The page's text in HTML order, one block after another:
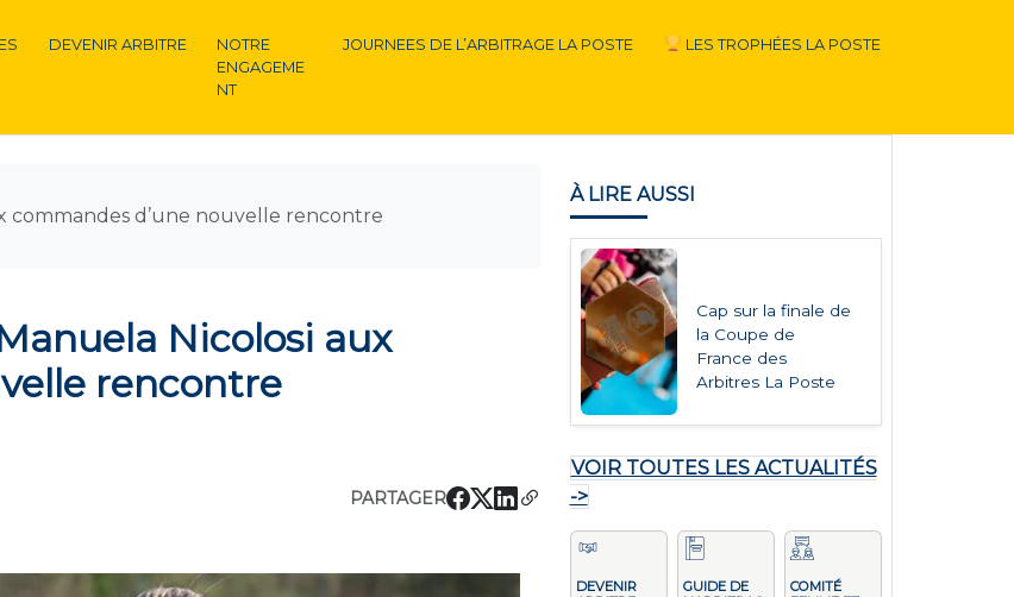
DEVENIR ARBITRE
NOTRE
ENGAGEME
NT
JOURNEES DE L’ARBITRAGE LA POSTE LES TROPHÉES LA POSTE
commandes d’une nouvelle rencontre
Nicolosi aux
rencontre
PARTAGER
À LIRE AUSSI
Cap sur la finale de
la Coupe de
France des
Arbitres La Poste
VOIR TOUTES LES ACTUALITÉS
->
DEVENIR
GUIDE DE
COMITÉ